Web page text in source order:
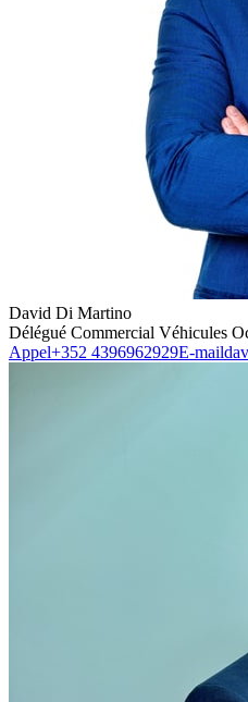
David Di Martino
Délégué Commercial Véhicules
Appel+352 4396962929E-mail